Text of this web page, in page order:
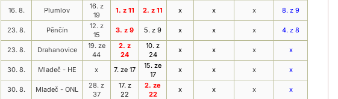
16. 8. Plumlov
16. z
19
1. z 11 2. z 11 x x x 8. z 9
23. 8. Pěnčín
12. z
15
3. z 9 5. z 9 x x x 4. z 8
23. 8. Drahanovice
19. ze
44
2. z
24
10. z
24
x x x x
30. 8. Mladeč - HE x 7. ze 17
15. ze
17
x x x x
30. 8. Mladeč - ONL
28. z
37
17. z
22
2. ze
22
x x x x